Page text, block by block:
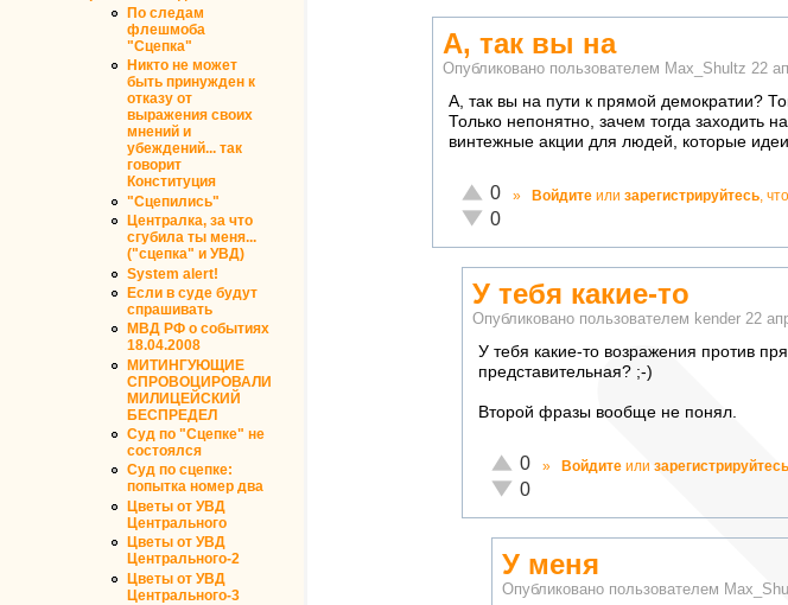
По следам
флешмоба
"Сцепка"
Никто не может
быть принужден к
отказу от
выражения своих
мнений и
убеждений... так
говорит
Конституция
"Сцепились"
Централка, за что
сгубила ты меня...
("сцепка" и УВД)
System alert!
Если в суде будут
спрашивать
МВД РФ о событиях
18.04.2008
МИТИНГУЮЩИЕ
СПРОВОЦИРОВАЛИ
МИЛИЦЕЙСКИЙ
БЕСПРЕДЕЛ
Суд по "Сцепке" не
состоялся
Суд по сцепке:
попытка номер два
Цветы от УВД
Центрального
Цветы от УВД
Центрального-2
Цветы от УВД
Центрального-3
А, так вы на
Опубликовано пользователем Max_Shultz 22
А, так вы на пути к прямой демократии?
Только непонятно, зачем тогда заходить
винтежные акции для людей, которые
Отлично!
0
Неадекватно!
0
» Войдите или зарегистрируйтесь ,
У тебя какие-то
Опубликовано пользователем kender 22
У тебя какие-то возражения против
представительная? ;-)
Второй фразы вообще не понял.
Отлично!
0
Неадекватно!
0
» Войдите или зарегистрируйтесь
У меня
Опубликовано пользователем